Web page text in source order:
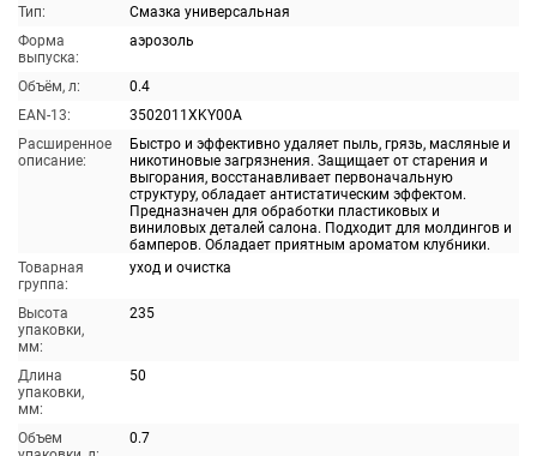
Тип:
Смазка универсальная
Форма
выпуска:
аэрозоль
Объём, л:
0.4
EAN-13:
3502011XKY00A
Расширенное
описание:
Быстро и эффективно удаляет пыль, грязь, масляные и
никотиновые загрязнения. Защищает от старения и
выгорания, восстанавливает первоначальную
структуру, обладает антистатическим эффектом.
Предназначен для обработки пластиковых и
виниловых деталей салона. Подходит для молдингов и
бамперов. Обладает приятным ароматом клубники.
Товарная
группа:
уход и очистка
Высота
упаковки,
мм:
235
Длина
упаковки,
мм:
50
Объем
0.7